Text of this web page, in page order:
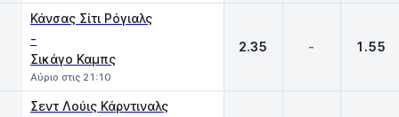
Κάνσας Σίτι Ρόγιαλς
-
Σικάγο Καμπς
Αύριο στις 21:10
2.35 - 1.55
Σεντ Λούις Κάρντιναλς